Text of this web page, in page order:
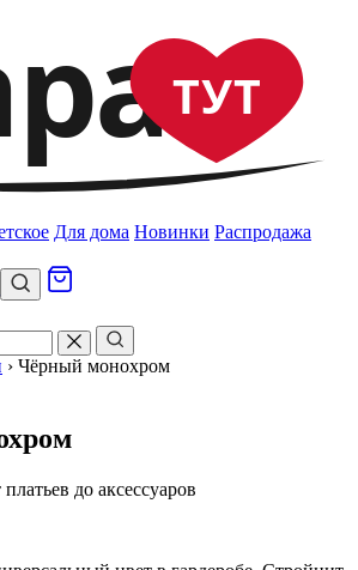
ТУТ
Для дома Новинки Распродажа
› Чёрный монохром
до аксессуаров